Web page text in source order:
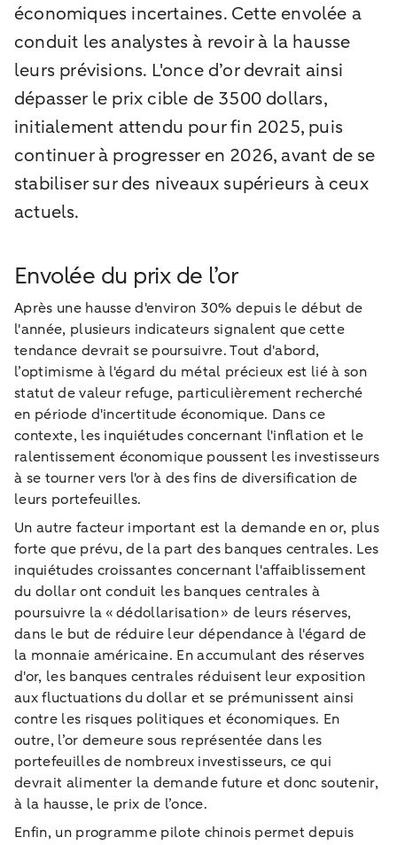
économiques incertaines. Cette envolée a
conduit les analystes à revoir à la hausse
leurs prévisions. L'once d’or devrait ainsi
dépasser le prix cible de 3500 dollars,
initialement attendu pour fin 2025, puis
continuer à progresser en 2026, avant de se
stabiliser sur des niveaux supérieurs à ceux
actuels.
Envolée du prix de l’or
Après une hausse d'environ 30% depuis le début de
l'année, plusieurs indicateurs signalent que cette
tendance devrait se poursuivre. Tout d'abord,
l’optimisme à l'égard du métal précieux est lié à son
statut de valeur refuge, particulièrement recherché
en période d'incertitude économique. Dans ce
contexte, les inquiétudes concernant l'inflation et le
ralentissement économique poussent les investisseurs
à se tourner vers l'or à des fins de diversification de
leurs portefeuilles.
Un autre facteur important est la demande en or, plus
forte que prévu, de la part des banques centrales. Les
inquiétudes croissantes concernant l'affaiblissement
du dollar ont conduit les banques centrales à
poursuivre la « dédollarisation » de leurs réserves,
dans le but de réduire leur dépendance à l'égard de
la monnaie américaine. En accumulant des réserves
d'or, les banques centrales réduisent leur exposition
aux fluctuations du dollar et se prémunissent ainsi
contre les risques politiques et économiques. En
outre, l’or demeure sous représentée dans les
portefeuilles de nombreux investisseurs, ce qui
devrait alimenter la demande future et donc soutenir,
à la hausse, le prix de l’once.
Enfin, un programme pilote chinois permet depuis